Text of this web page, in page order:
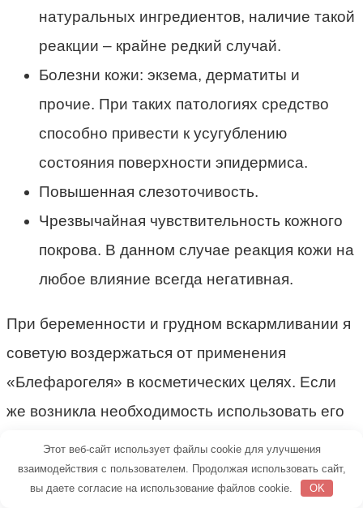
натуральных ингредиентов, наличие такой
реакции – крайне редкий случай.
Болезни кожи: экзема, дерматиты и
прочие. При таких патологиях средство
способно привести к усугублению
состояния поверхности эпидермиса.
Повышенная слезоточивость.
Чрезвычайная чувствительность кожного
покрова. В данном случае реакция кожи на
любое влияние всегда негативная.
При беременности и грудном вскармливании я
советую воздержаться от применения
«Блефарогеля» в косметических целях. Если
же возникла необходимость использовать его
врачу, который вас наблюдает.
Этот веб-сайт использует файлы cookie для улучшения
взаимодействия с пользователем. Продолжая использовать сайт,
вы даете согласие на использование файлов cookie.
OK